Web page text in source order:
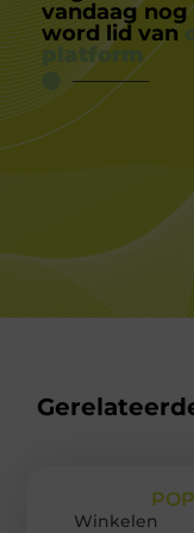
vandaag nog
word lid van
platform
Winkelen